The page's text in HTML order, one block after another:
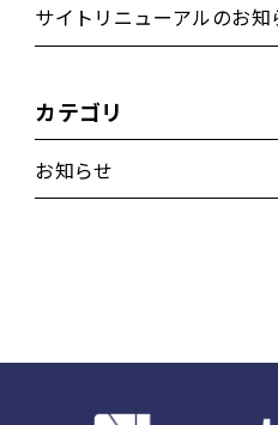
サイトリニューアルのお知
カテゴリ
お知らせ